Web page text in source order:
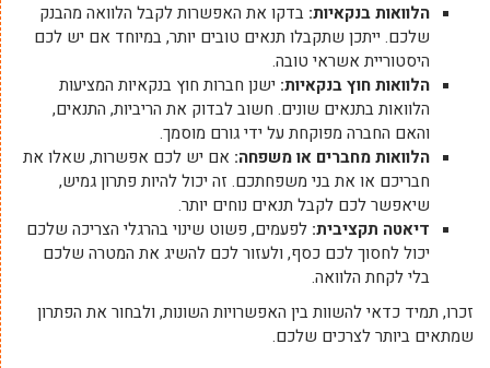
הלוואות בנקאיות: בדקו את האפשרות לקבל הלוואה מהבנק
שלכם. ייתכן שתקבלו תנאים טובים יותר, במיוחד אם יש לכם
היסטוריית אשראי טובה.
הלוואות חוץ בנקאיות: ישנן חברות חוץ בנקאיות המציעות
הלוואות בתנאים שונים. חשוב לבדוק את הריביות, התנאים,
והאם החברה מפוקחת על ידי גורם מוסמך.
הלוואות מחברים או משפחה: אם יש לכם אפשרות, שאלו את
חבריכם או את בני משפחתכם. זה יכול להיות פתרון גמיש,
שיאפשר לכם לקבל תנאים נוחים יותר.
דיאטה תקציבית: לפעמים, פשוט שינוי בהרגלי הצריכה שלכם
יכול לחסוך לכם כסף, ולעזור לכם להשיג את המטרה שלכם
בלי לקחת הלוואה.
זכרו, תמיד כדאי להשוות בין האפשרויות השונות, ולבחור את הפתרון
שמתאים ביותר לצרכים שלכם.